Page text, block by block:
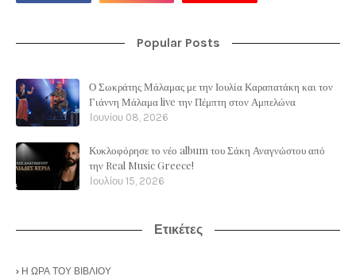
Popular Posts
Ο Σωκράτης Μάλαμας με την Ιουλία Καραπατάκη και τον
Γιάννη Μάλαμα live την Πέμπτη στον Αμπελώνα
Ιουνίου 08, 2026
Κυκλοφόρησε το νέο album του Σάκη Αναγνώστου από
την Real Music Greece!
Ιουλίου 15, 2026
Ετικέτες
Η ΩΡΑ ΤΟΥ ΒΙΒΛΙΟΥ